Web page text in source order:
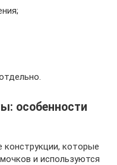
особенности
которые
и используются